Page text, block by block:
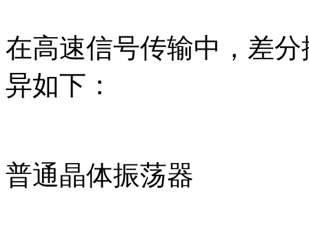
在高速信号传输中，差
异如下：
普通晶体振荡器